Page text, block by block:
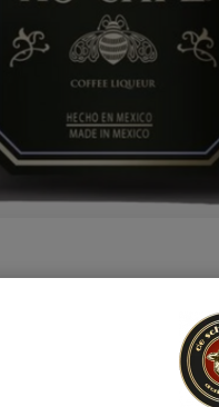
Blend van
voor gebruik in cocktails